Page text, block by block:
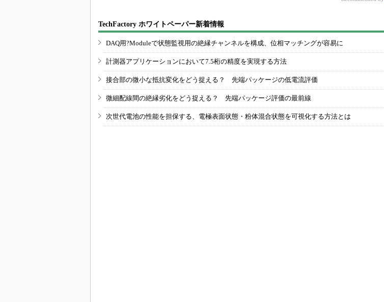
TechFactory ホワイトペーパー新着情報
DAQ用?Moduleで状態監視用の絶縁チャンネルを構成、位相マッチングが容易に
計測器アプリケーションにおいて7.5桁の精度を実現する方法
接合部の微小な抵抗変化をどう捉える？ 先端パッケージの低電流評価
微細配線間の絶縁劣化をどう捉える？ 先端パッケージ評価の最前線
次世代電池の性能を担保する、電極表面状態・粉体混合状態を可視化する方法とは